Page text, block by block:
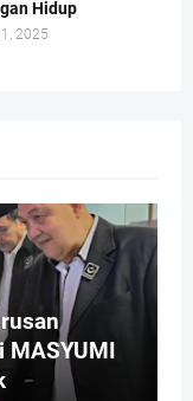
Hidup
2025
MASYUMI